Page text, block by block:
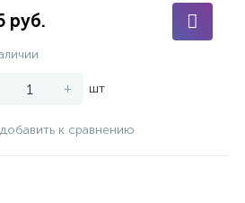
руб.
+ шт
добавить к сравнению